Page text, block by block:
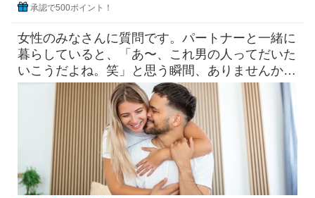
承認で500ポイント！
女性のみなさんに質問です。パートナーと一緒に
暮らしていると、「あ〜、これ男の人ってだいた
いこうだよね。笑」と思う瞬間、ありませんか？
たとえば「なんで脱いだ靴